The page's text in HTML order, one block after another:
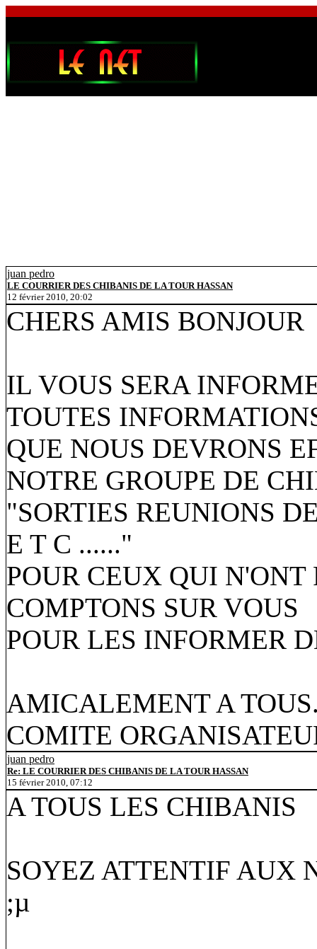
juan pedro
LE COURRIER DES CHIBANIS DE LA TOUR HASSAN
12 février 2010, 20:02
CHERS AMIS BONJOUR
IL VOUS SERA
TOUTES
QUE NOUS DEVRONS
NOTRE GROUPE DE
"SORTIES REUNIONS
E T C ......"
POUR CEUX QUI N'ONT
COMPTONS SUR VOUS
POUR LES INFORMER
AMICALEMENT A
COMITE
juan pedro
Re: LE COURRIER DES CHIBANIS DE LA TOUR HASSAN
15 février 2010, 07:12
A TOUS LES CHIBANIS
SOYEZ ATTENTIF AUX
;µ